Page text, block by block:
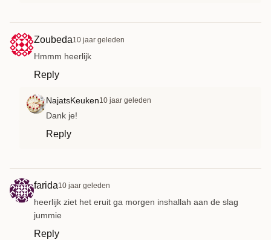
Zoubeda10 jaar geleden
Hmmm heerlijk
Reply
NajatsKeuken10 jaar geleden
Dank je!
Reply
farida10 jaar geleden
heerlijk ziet het eruit ga morgen inshallah aan de slag
jummie
Reply